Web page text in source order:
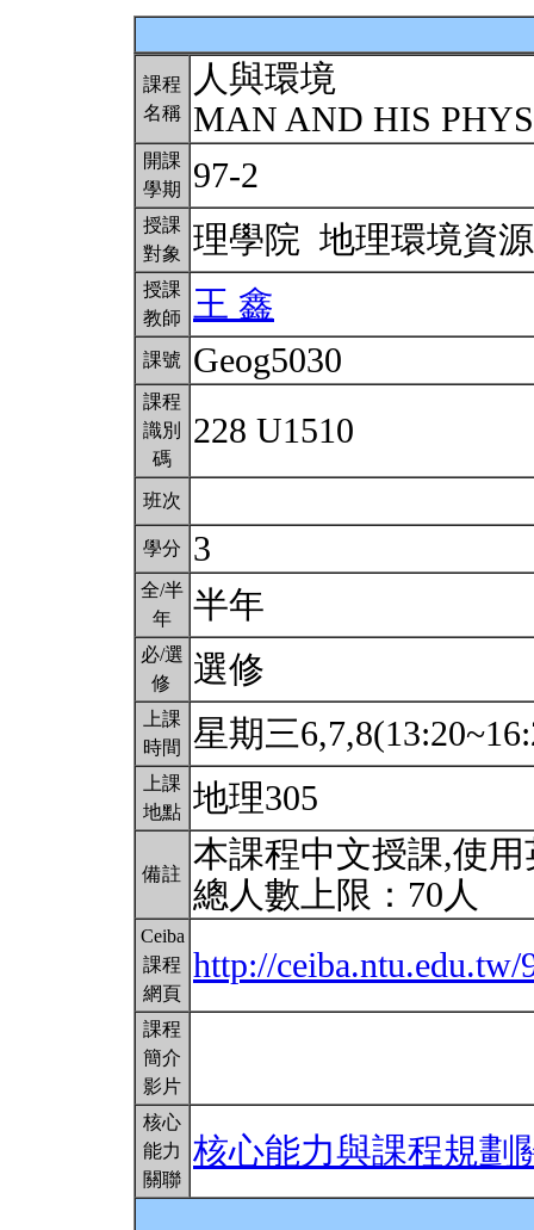
課程
名稱
人與環境
MAN AND HIS
開課
學期
97-2
授課
對象
理學院 地理環境資
授課
教師
王 鑫
課號 Geog5030
課程
識別
碼
228 U1510
班次
學分 3
全/半
年
半年
必/選
修
選修
上課
時間
星期三
上課
地點 地理305
備註
本課程中文授課,使
總人數上限：70人
Ceiba
課程
網頁
http://
課程
簡介
影片
核心
能力
關聯
核心能力與課程規劃